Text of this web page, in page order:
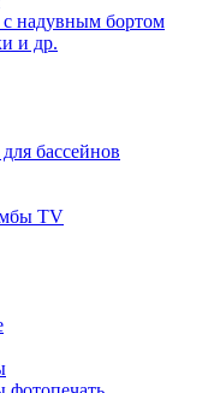
надувным бортом
и др.
бассейнов
TV